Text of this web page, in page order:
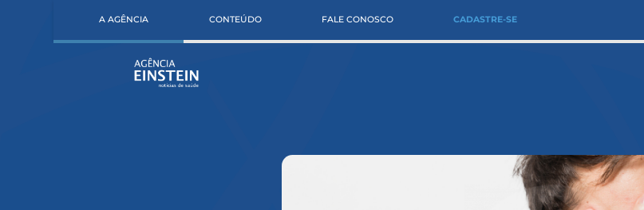
A AGÊNCIA CONTEÚDO FALE CONOSCO CADASTRE-SE